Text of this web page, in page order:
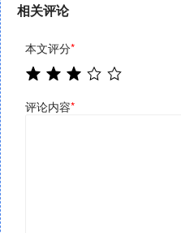
相关评论
本文评分*
评论内容*